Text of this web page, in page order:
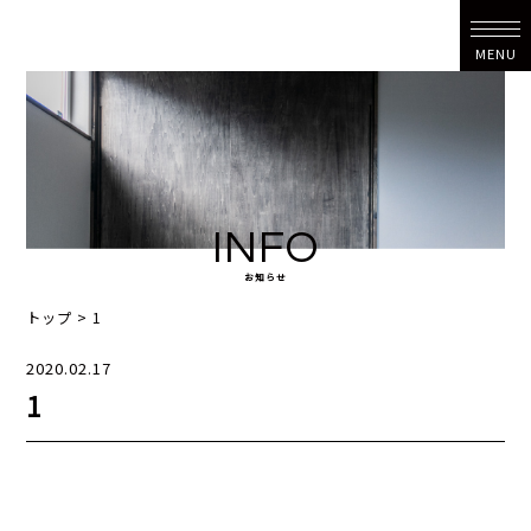
MENU
INFO
お知らせ
トップ >1
2020.02.17
1